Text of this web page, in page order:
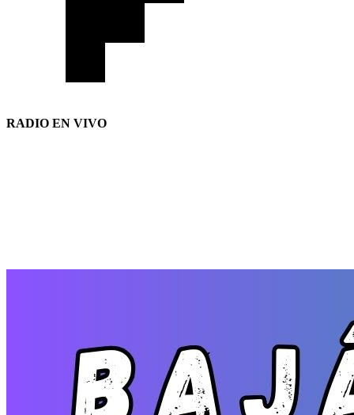
RADIO EN VIVO